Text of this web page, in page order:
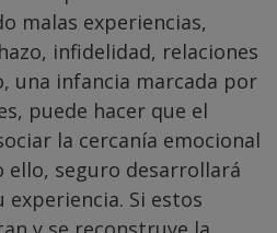
malas experiencias,
infidelidad, relaciones
una infancia marcada por
puede hacer que el
la cercanía emocional
ello, seguro desarrollará
Si estos